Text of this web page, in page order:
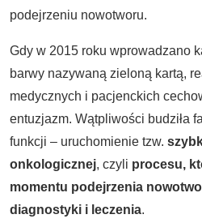
podejrzeniu nowotworu.
Gdy w 2015 roku wprowadzano
barwy nazywaną zieloną kartą,
medycznych i pacjenckich
entuzjazm. Wątpliwości budziła
funkcji – uruchomienie tzw.
onkologicznej, czyli procesu,
momentu podejrzenia
diagnostyki i leczenia.